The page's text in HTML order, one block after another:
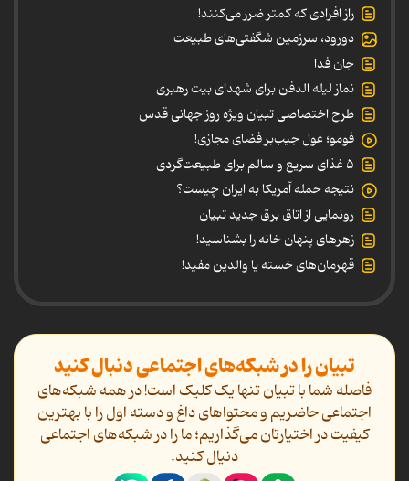
راز افرادی که کمتر ضرر می‌کنند!
دورود، سرزمین شگفتی‌های طبیعت
جان فدا
نماز لیله الدفن برای شهدای بیت رهبری
طرح اختصاصی تبیان ویژه روز جهانی قدس
فومو؛ غول جیب‌بر فضای مجازی!
۵ غذای سریع و سالم برای طبیعت‌گردی
نتیجه حمله آمریکا به ایران چیست؟
رونمایی از اتاق برق جدید تبیان
زهرهای پنهان خانه را بشناسید!
قهرمان‌های خسته یا والدین مفید!
تبیان را در شبکه‌های اجتماعی دنبال کنید
فاصله شما با تبیان تنها یک کلیک است! در همه شبکه‌های
اجتماعی حاضریم و محتواهای داغ و دسته اول را با بهترین
کیفیت در اختیارتان می‌گذاریم؛ ما را در شبکه‌های اجتماعی
دنیال کنید.